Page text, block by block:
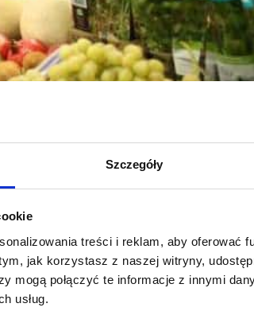
Szczegóły
treści i reklam, aby oferować
jak korzystasz z naszej witryny,
mogą połączyć te informacje z innymi
usług.
się on w Chruszczobrodzie.
i ma 103 mkw. powierzchni sprzedaży.